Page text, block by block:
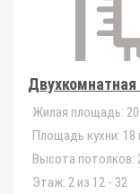
Жилая площадь:
Площадь кухни: 18
Высота потолков:
Этаж: 2 из 12 - 32